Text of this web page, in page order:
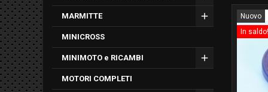
MARMITTE
MINICROSS
MINIMOTO e RICAMBI
MOTORI COMPLETI
Nuovo
In saldo!